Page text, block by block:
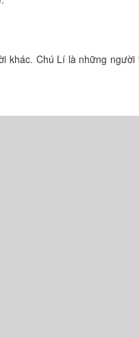
khác. Chú Lí là những người